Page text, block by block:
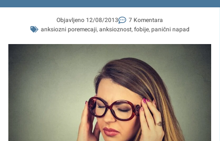
Objavljeno 12/08/2013
7 Komentara
anksiozni poremecaji,anksioznost,fobije,panični napad